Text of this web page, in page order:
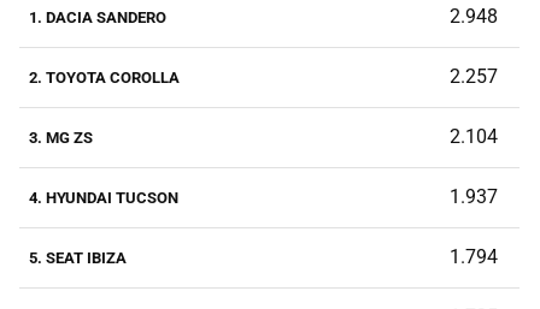
1. DACIA SANDERO 2.948
2. TOYOTA COROLLA 2.257
3. MG ZS 2.104
4. HYUNDAI TUCSON 1.937
5. SEAT IBIZA 1.794